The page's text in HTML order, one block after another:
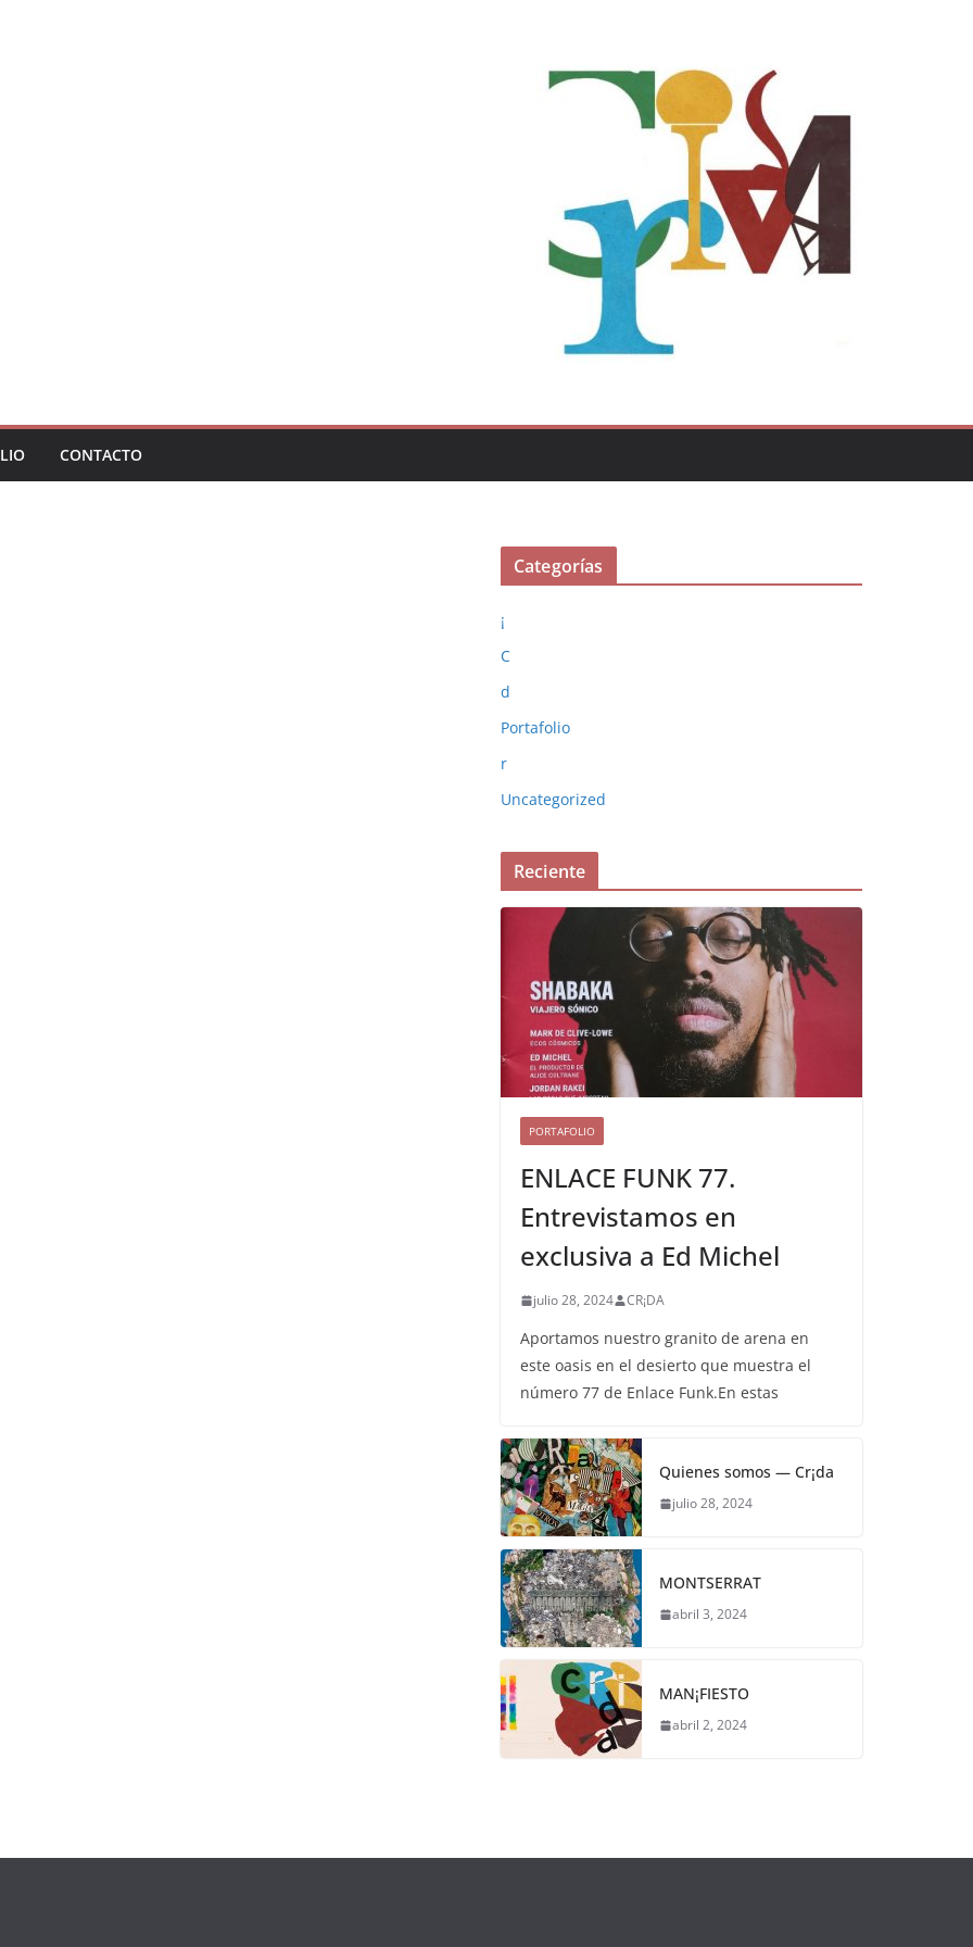
CONTACTO
Categorías
¡
C
d
Portafolio
r
Uncategorized
Reciente
PORTAFOLIO
ENLACE FUNK 77.
Entrevistamos en
exclusiva a Ed Michel
julio 28, 2024 CR¡DA
Aportamos nuestro granito de arena en
este oasis en el desierto que muestra el
número 77 de Enlace Funk.En estas
Quienes somos — Cr¡da
julio 28, 2024
MONTSERRAT
abril 3, 2024
MAN¡FIESTO
abril 2, 2024